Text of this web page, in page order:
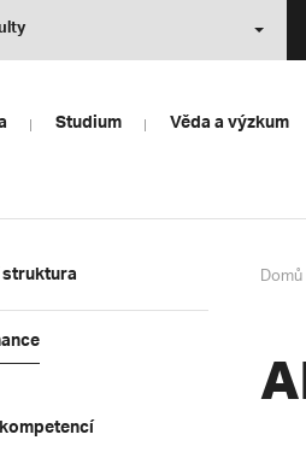
Studium Věda a výzkum
Domů